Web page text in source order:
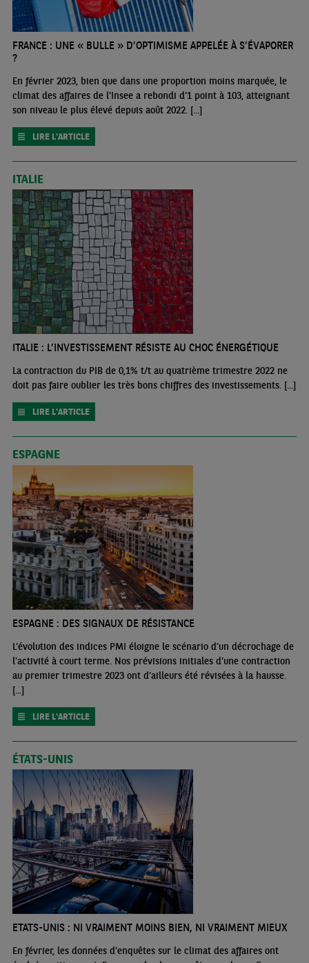
FRANCE : UNE « BULLE » D’OPTIMISME APPELÉE À S’ÉVAPORER
?
En février 2023, bien que dans une proportion moins marquée, le
climat des affaires de l’Insee a rebondi d’1 point à 103, atteignant
son niveau le plus élevé depuis août 2022. [...]
LIRE L'ARTICLE
ITALIE
ITALIE : L’INVESTISSEMENT RÉSISTE AU CHOC ÉNERGÉTIQUE
La contraction du PIB de 0,1% t/t au quatrième trimestre 2022 ne
doit pas faire oublier les très bons chiffres des investissements. [...]
LIRE L'ARTICLE
ESPAGNE
ESPAGNE : DES SIGNAUX DE RÉSISTANCE
L’évolution des indices PMI éloigne le scénario d’un décrochage de
l’activité à court terme. Nos prévisions initiales d’une contraction
au premier trimestre 2023 ont d’ailleurs été révisées à la hausse.
[...]
LIRE L'ARTICLE
ÉTATS-UNIS
ETATS-UNIS : NI VRAIMENT MOINS BIEN, NI VRAIMENT MIEUX
En février, les données d’enquêtes sur le climat des affaires ont